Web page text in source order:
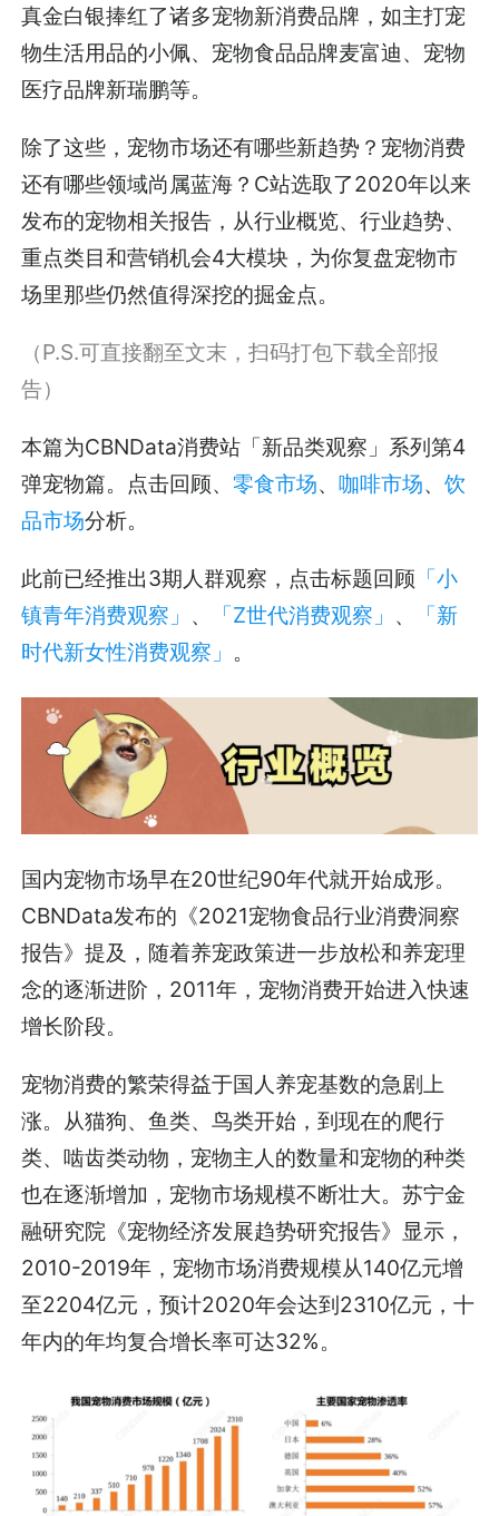
真金白银捧红了诸多宠物新消费品牌，如主打宠
物生活用品的小佩、宠物食品品牌麦富迪、宠物
医疗品牌新瑞鹏等。
除了这些，宠物市场还有哪些新趋势？宠物消费
还有哪些领域尚属蓝海？C站选取了2020年以来
发布的宠物相关报告，从行业概览、行业趋势、
重点类目和营销机会4大模块，为你复盘宠物市
场里那些仍然值得深挖的掘金点。
（P.S.可直接翻至文末，扫码打包下载全部报
告）
本篇为CBNData消费站「新品类观察」系列第4
弹宠物篇。点击回顾、 零食市场、咖啡市场、饮
品市场分析。
此前已经推出3期人群观察，点击标题回顾 「小
镇青年消费观察」 、 「Z世代消费观察」 、
「新
时代新女性消费观察」 。
国内宠物市场早在20世纪90年代就开始成形。
CBNData发布的《2021宠物食品行业消费洞察
报告》提及，随着养宠政策进一步放松和养宠理
念的逐渐进阶，2011年，宠物消费开始进入快速
增长阶段。
宠物消费的繁荣得益于国人养宠基数的急剧上
涨。从猫狗、鱼类、鸟类开始，到现在的爬行
类、啮齿类动物，宠物主人的数量和宠物的种类
也在逐渐增加，宠物市场规模不断壮大。苏宁金
融研究院《宠物经济发展趋势研究报告》显示，
2010-2019年，宠物市场消费规模从140亿元增
至2204亿元，预计2020年会达到2310亿元，十
年内的年均复合增长率可达32%。